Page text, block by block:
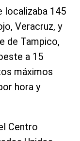
localizaba 145
Veracruz, y
de Tampico,
a 15
máximos
hora y
Centro